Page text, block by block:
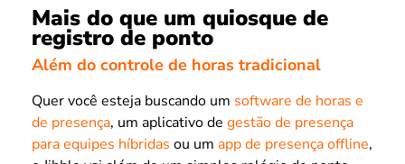
Mais do que um quiosque de
registro de ponto
Além do controle de horas tradicional
Quer você esteja buscando um software de horas e
de presença, um aplicativo de gestão de presença
para equipes híbridas ou um app de presença offline,